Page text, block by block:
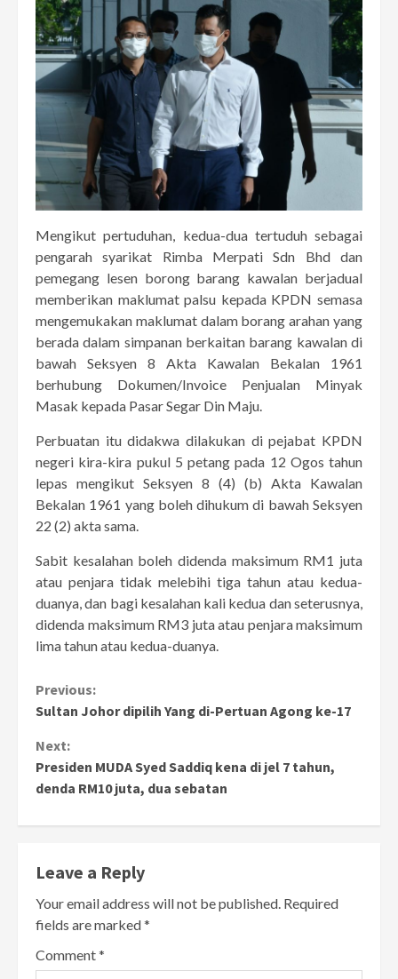
Mengikut pertuduhan, kedua-dua tertuduh sebagai
pengarah syarikat Rimba Merpati Sdn Bhd dan
pemegang lesen borong barang kawalan berjadual
memberikan maklumat palsu kepada KPDN semasa
mengemukakan maklumat dalam borang arahan yang
berada dalam simpanan berkaitan barang kawalan di
bawah Seksyen 8 Akta Kawalan Bekalan 1961
berhubung Dokumen/Invoice Penjualan Minyak
Masak kepada Pasar Segar Din Maju.
Perbuatan itu didakwa dilakukan di pejabat KPDN
negeri kira-kira pukul 5 petang pada 12 Ogos tahun
lepas mengikut Seksyen 8 (4) (b) Akta Kawalan
Bekalan 1961 yang boleh dihukum di bawah Seksyen
22 (2) akta sama.
Sabit kesalahan boleh didenda maksimum RM1 juta
atau penjara tidak melebihi tiga tahun atau kedua-
duanya, dan bagi kesalahan kali kedua dan seterusnya,
didenda maksimum RM3 juta atau penjara maksimum
lima tahun atau kedua-duanya.
Continue
Previous:
Sultan Johor dipilih Yang di-Pertuan Agong ke-17
Next:
Presiden MUDA Syed Saddiq kena di jel 7 tahun,
denda RM10 juta, dua sebatan
Leave a Reply
Your email address will not be published. Required
fields are marked*
Comment*